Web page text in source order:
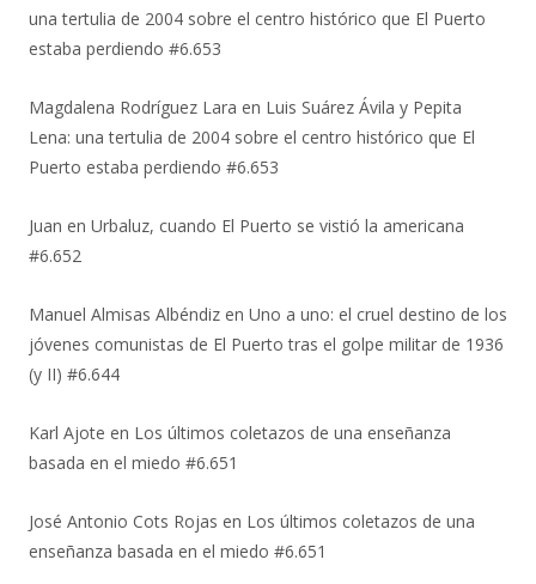
una tertulia de 2004 sobre el centro histórico que El Puerto
estaba perdiendo #6.653
Magdalena Rodríguez Lara en Luis Suárez Ávila y Pepita
Lena: una tertulia de 2004 sobre el centro histórico que El
Puerto estaba perdiendo #6.653
Juan en Urbaluz, cuando El Puerto se vistió la americana
#6.652
Manuel Almisas Albéndiz en Uno a uno: el cruel destino de los
jóvenes comunistas de El Puerto tras el golpe militar de 1936
(y II) #6.644
Karl Ajote en Los últimos coletazos de una enseñanza
basada en el miedo #6.651
José Antonio Cots Rojas en Los últimos coletazos de una
enseñanza basada en el miedo #6.651